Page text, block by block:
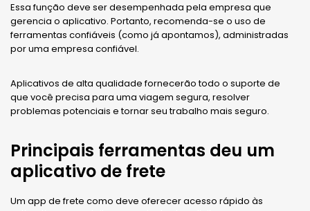
Essa função deve ser desempenhada pela empresa que
gerencia o aplicativo. Portanto, recomenda-se o uso de
ferramentas confiáveis ​​(como já apontamos), administradas
por uma empresa confiável.
Aplicativos de alta qualidade fornecerão todo o suporte de
que você precisa para uma viagem segura, resolver
problemas potenciais e tornar seu trabalho mais seguro.
Principais ferramentas deu um
aplicativo de frete
Um app de frete como deve oferecer acesso rápido às